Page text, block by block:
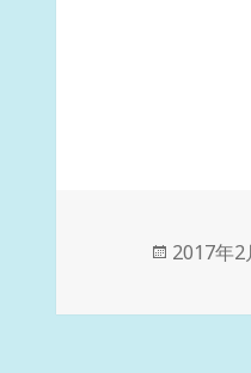
投
日:
2017年2